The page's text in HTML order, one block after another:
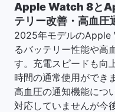
Apple Watch 8と
テリー改善・高血圧
2025年モデルのApple
るバッテリー性能や高
す。充電スピードも向
時間の通常使用ができ
高血圧の通知機能につ
対応していませんが今